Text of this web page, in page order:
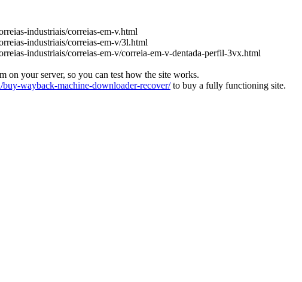
industriais/correias-em-v.html
industriais/correias-em-v/3l.html
industriais/correias-em-v/correia-em-v-dentada-perfil-3vx.html
on your server, so you can test how the site works.
wayback-machine-downloader-recover/to buy a fully functioning site.